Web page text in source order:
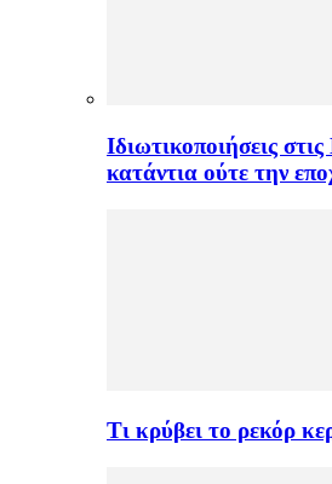
Ιδιωτικοποιήσεις
κατάντια ούτε την
Τι κρύβει το ρεκόρ